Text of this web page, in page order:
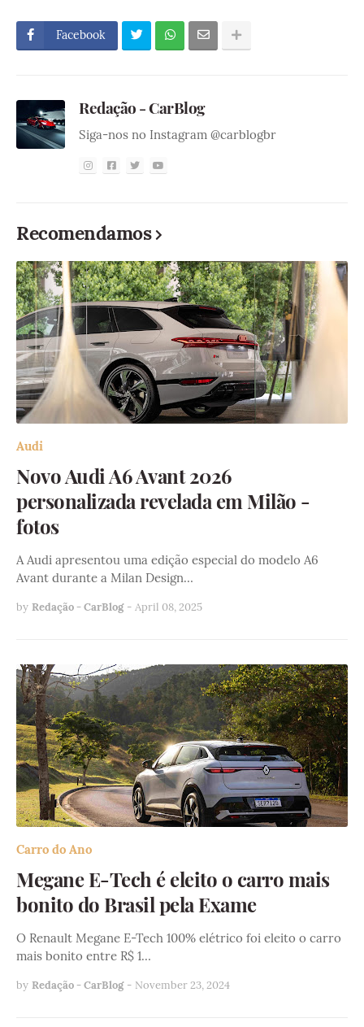
Facebook
Redação - CarBlog
Siga-nos no Instagram @carblogbr
Recomendamos
Audi
Novo Audi A6 Avant 2026
personalizada revelada em Milão -
fotos
A Audi apresentou uma edição especial do modelo A6
Avant durante a Milan Design…
by Redação - CarBlog - April 08, 2025
Carro do Ano
Megane E-Tech é eleito o carro mais
bonito do Brasil pela Exame
O Renault Megane E-Tech 100% elétrico foi eleito o carro
mais bonito entre R$ 1…
by Redação - CarBlog - November 23, 2024